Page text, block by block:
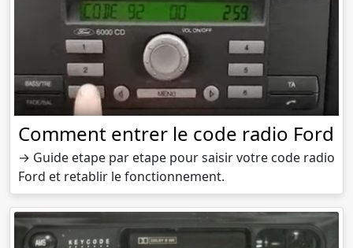
Comment entrer le code radio Ford
→ Guide etape par etape pour saisir votre code radio
Ford et retablir le fonctionnement.